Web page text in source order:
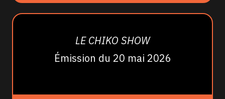
LE CHIKO SHOW
Émission du 20 mai 2026